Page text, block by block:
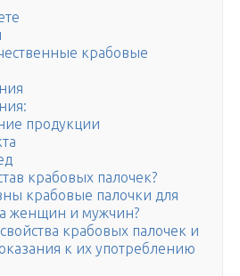
крабовые
продукции
крабовых палочек?
крабовые палочки для
женщин и мужчин?
крабовых палочек и
к их употреблению